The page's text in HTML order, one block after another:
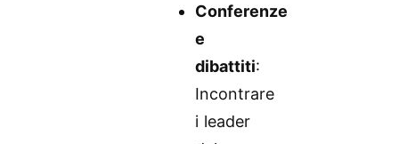
Conferenze
e
dibattiti:
Incontrare
i leader